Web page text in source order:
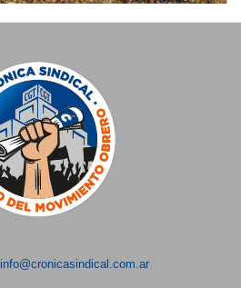
info@cronicasindical.com.ar